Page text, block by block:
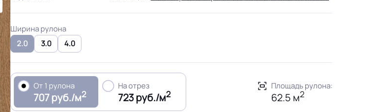
Ширина рулона
2.0
3.0 4.0
От 1 рулона
707 руб./м2
На отрез
723 руб./м2
Площадь рулона:
62.5 м2